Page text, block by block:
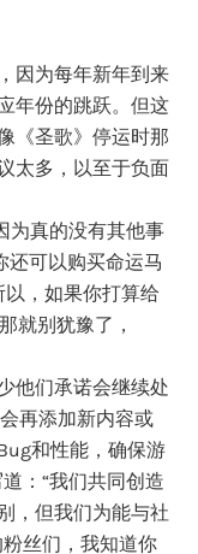
因为每年新年到来
年份的跳跃。但这
《圣歌》停运时那
太多，以至于负面
为真的没有其他事
还可以购买命运马
，如果你打算给
就别犹豫了，
他们承诺会继续处
再添加新内容或
和性能，确保游
：“我们共同创造
，但我们为能与社
丝们，我知道你